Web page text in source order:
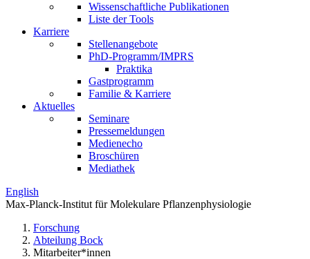
Wissenschaftliche Publikationen
Liste der Tools
Karriere
Stellenangebote
PhD-Programm/IMPRS
Praktika
Gastprogramm
Familie & Karriere
Aktuelles
Seminare
Pressemeldungen
Medienecho
Broschüren
Mediathek
English
Max-Planck-Institut für Molekulare Pflanzenphysiologie
Forschung
Abteilung Bock
Mitarbeiter*innen